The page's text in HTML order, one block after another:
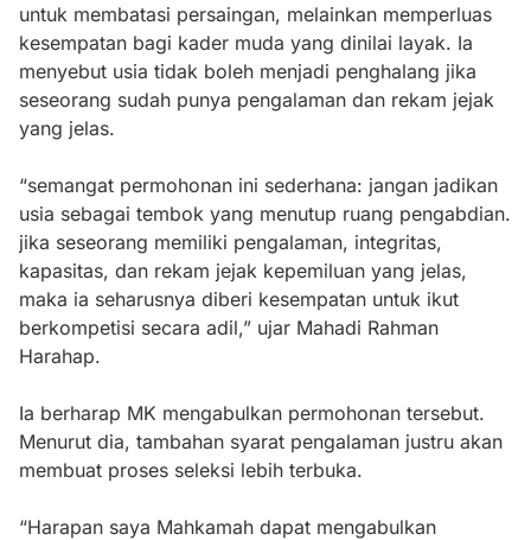
untuk membatasi persaingan, melainkan memperluas
kesempatan bagi kader muda yang dinilai layak. Ia
menyebut usia tidak boleh menjadi penghalang jika
seseorang sudah punya pengalaman dan rekam jejak
yang jelas.
“semangat permohonan ini sederhana: jangan jadikan
usia sebagai tembok yang menutup ruang pengabdian.
jika seseorang memiliki pengalaman, integritas,
kapasitas, dan rekam jejak kepemiluan yang jelas,
maka ia seharusnya diberi kesempatan untuk ikut
berkompetisi secara adil,” ujar Mahadi Rahman
Harahap.
Ia berharap MK mengabulkan permohonan tersebut.
Menurut dia, tambahan syarat pengalaman justru akan
membuat proses seleksi lebih terbuka.
“Harapan saya Mahkamah dapat mengabulkan